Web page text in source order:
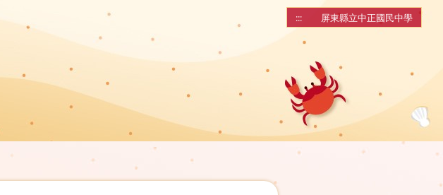
::: 屏東縣立中正國民中學